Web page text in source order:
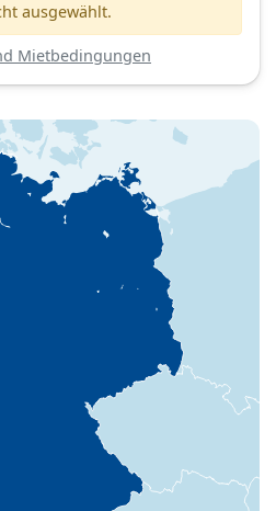
ausgewählt.
Mietbedingungen